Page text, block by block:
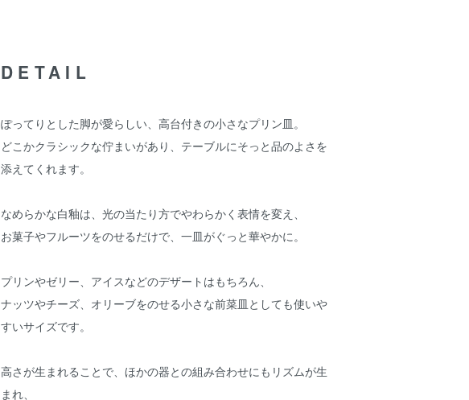
DETAIL
ぽってりとした脚が愛らしい、高台付きの小さなプリン皿。
どこかクラシックな佇まいがあり、テーブルにそっと品のよさを
添えてくれます。
なめらかな白釉は、光の当たり方でやわらかく表情を変え、
お菓子やフルーツをのせるだけで、一皿がぐっと華やかに。
プリンやゼリー、アイスなどのデザートはもちろん、
ナッツやチーズ、オリーブをのせる小さな前菜皿としても使いや
すいサイズです。
高さが生まれることで、ほかの器との組み合わせにもリズムが生
まれ、